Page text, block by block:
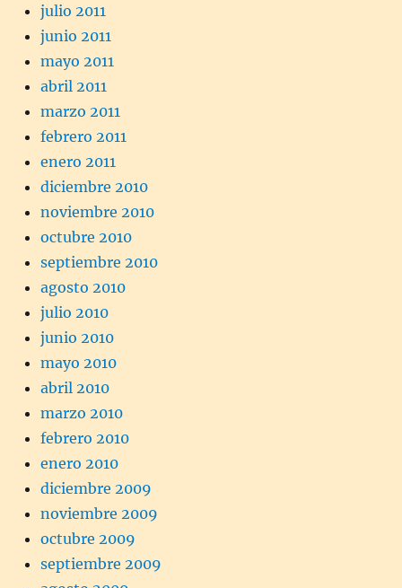
julio 2011
junio 2011
mayo 2011
abril 2011
marzo 2011
febrero 2011
enero 2011
diciembre 2010
noviembre 2010
octubre 2010
septiembre 2010
agosto 2010
julio 2010
junio 2010
mayo 2010
abril 2010
marzo 2010
febrero 2010
enero 2010
diciembre 2009
noviembre 2009
octubre 2009
septiembre 2009